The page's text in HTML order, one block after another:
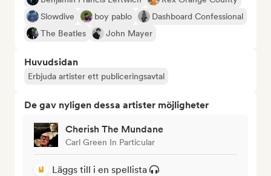
Slowdive
boy pablo
Dashboard Confessional
The Beatles
John Mayer
Huvudsidan
Erbjuda artister ett publiceringsavtal
De gav nyligen dessa artister möjligheter
Cherish The Mundane
Carl Green In Particular
Läggs till i en spellista